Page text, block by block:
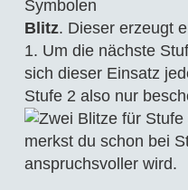
Blitz. Dieser erzeugt
1. Um die nächste
sich dieser Einsatz
Stufe 2 also nur
merkst du schon bei
anspruchsvoller wird.